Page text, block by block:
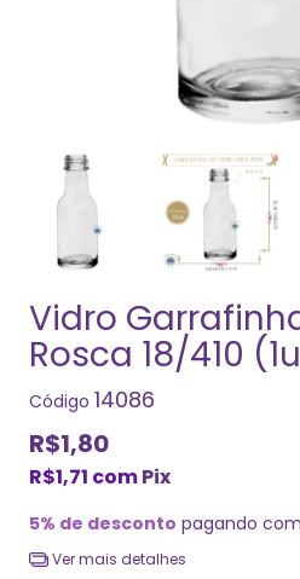
Vidro
Rosca 18/410
Código 14086
R$1,80
R$1,71 comPix
5% de desconto pagando
Ver mais detalhes